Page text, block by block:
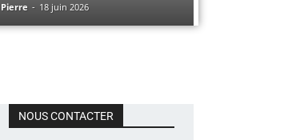
Pierre - 18 juin 2026
NOUS CONTACTER